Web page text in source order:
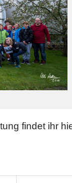
findet ihr